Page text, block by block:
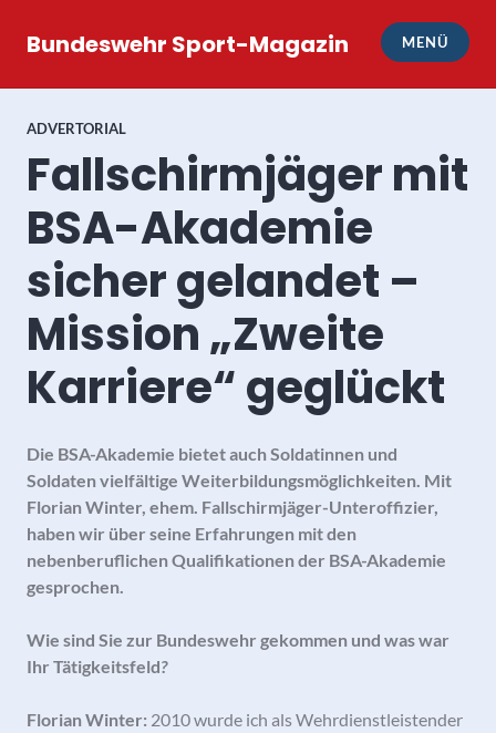
InhaltBundeswehr Sport-Magazin MENÜ
ADVERTORIAL
Fallschirmjäger mit
BSA-Akademie
sicher gelandet –
Mission „Zweite
Karriere“ geglückt
Die BSA-Akademie bietet auch Soldatinnen und
Soldaten vielfältige Weiterbildungsmöglichkeiten. Mit
Florian Winter, ehem. Fallschirmjäger-Unteroffizier,
haben wir über seine Erfahrungen mit den
nebenberuflichen Qualifikationen der BSA-Akademie
gesprochen.
Wie sind Sie zur Bundeswehr gekommen und was war
Ihr Tätigkeitsfeld?
Florian Winter: 2010 wurde ich als Wehrdienstleistender